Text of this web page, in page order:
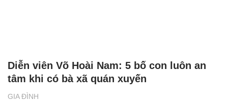
GIA ĐÌNH
Diễn viên Võ Hoài Nam: 5 bố con luôn an
tâm khi có bà xã quán xuyến